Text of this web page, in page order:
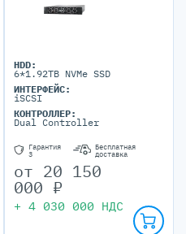
HDD:
6*1.92TB NVMe SSD
ИНТЕРФЕЙС:
iSCSI
КОНТРОЛЛЕР:
Dual Controller
Гарантия
3
Бесплатная
доставка
от 20 150
000 ₽
+ 4 030 000 НДС